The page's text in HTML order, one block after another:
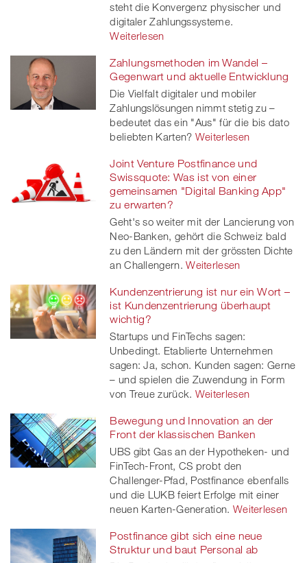
steht die Konvergenz physischer und
digitaler Zahlungssysteme.
Weiterlesen
Zahlungsmethoden im Wandel –
Gegenwart und aktuelle Entwicklung
Die Vielfalt digitaler und mobiler
Zahlungslösungen nimmt stetig zu –
bedeutet das ein "Aus" für die bis dato
beliebten Karten? Weiterlesen
Joint Venture Postfinance und
Swissquote: Was ist von einer
gemeinsamen "Digital Banking App"
zu erwarten?
Geht's so weiter mit der Lancierung von
Neo-Banken, gehört die Schweiz bald
zu den Ländern mit der grössten Dichte
an Challengern. Weiterlesen
Kundenzentrierung ist nur ein Wort –
ist Kundenzentrierung überhaupt
wichtig?
Startups und FinTechs sagen:
Unbedingt. Etablierte Unternehmen
sagen: Ja, schon. Kunden sagen: Gerne
– und spielen die Zuwendung in Form
von Treue zurück. Weiterlesen
Bewegung und Innovation an der
Front der klassischen Banken
UBS gibt Gas an der Hypotheken- und
FinTech-Front, CS probt den
Challenger-Pfad, Postfinance ebenfalls
und die LUKB feiert Erfolge mit einer
neuen Karten-Generation. Weiterlesen
Postfinance gibt sich eine neue
Struktur und baut Personal ab